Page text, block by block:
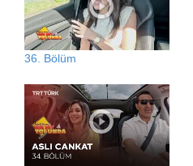
36. Bölüm